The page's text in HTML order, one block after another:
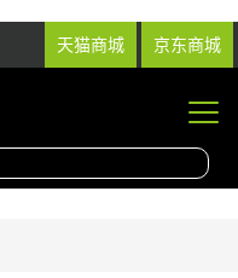
天猫商城 京东商城